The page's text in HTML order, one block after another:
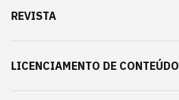
REVISTA
LICENCIAMENTO DE CONTEÚDO